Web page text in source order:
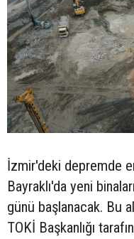
İzmir'deki depremde
Bayraklı'da yeni
günü başlanacak. Bu
TOKİ Başkanlığı